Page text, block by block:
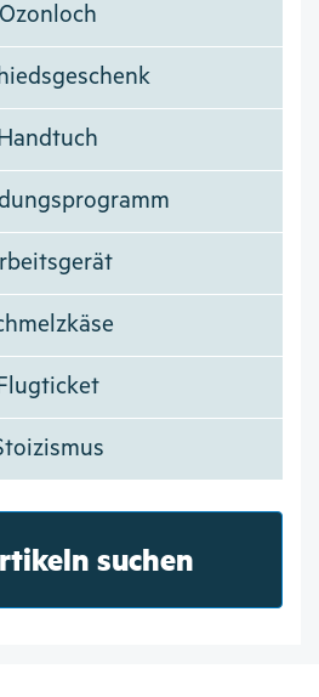
Ozonloch
suchen